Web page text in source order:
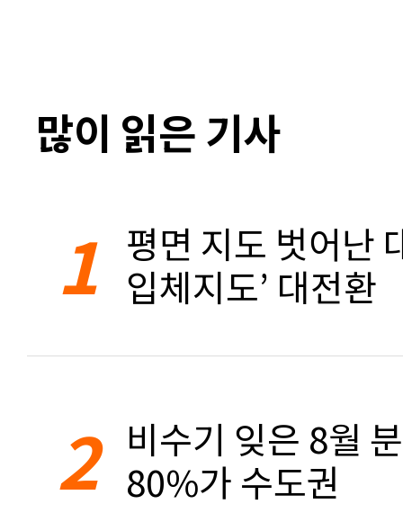
많이 읽은 기사
1 평면 지도 벗어난
입체지도’ 대전환
2 비수기 잊은 8월
80%가 수도권